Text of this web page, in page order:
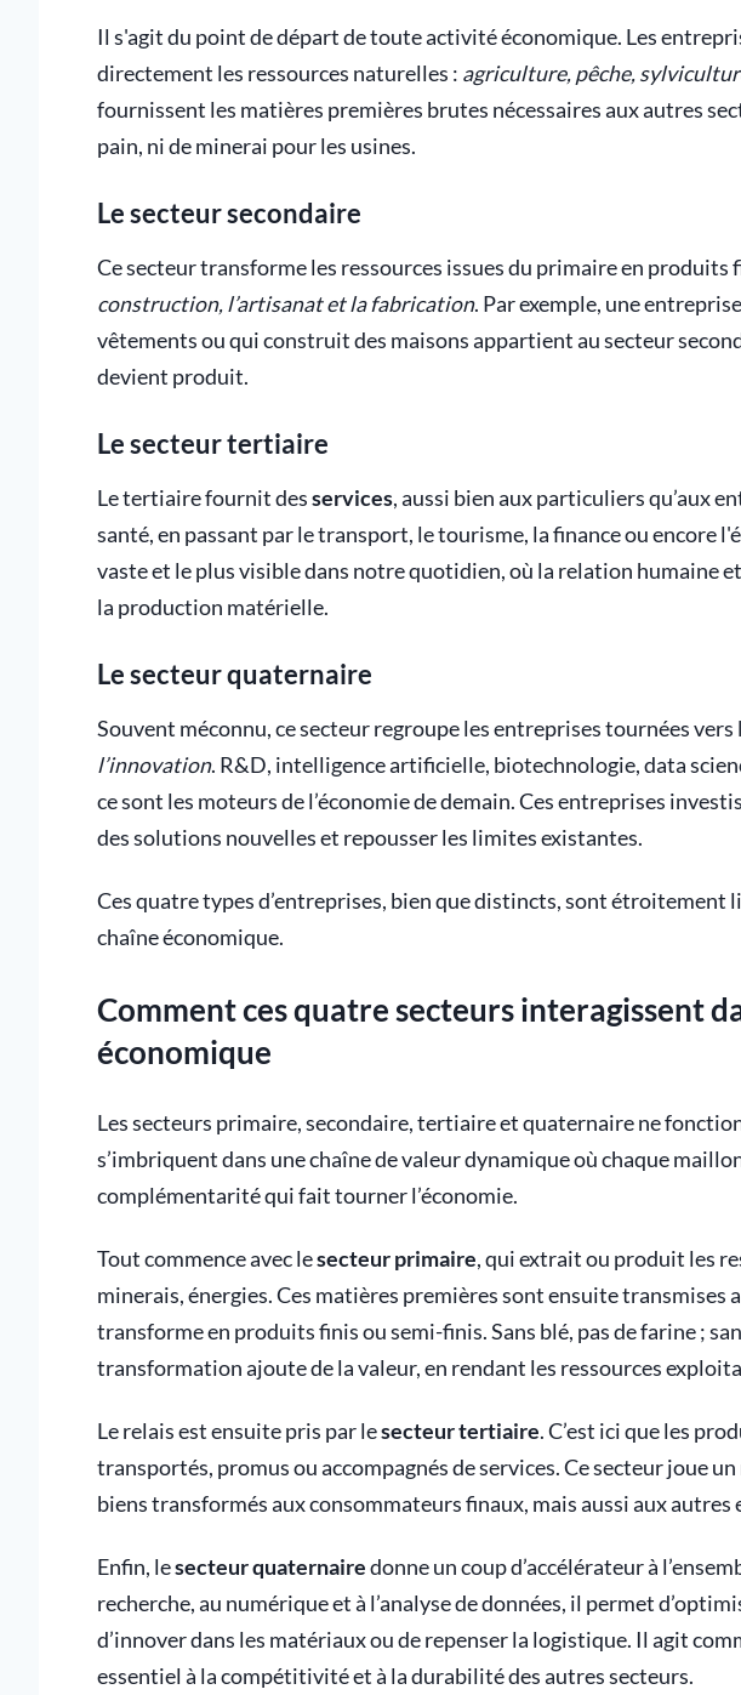
Il s'agit du point de départ de toute activité économique. Les
directement les ressources naturelles : agriculture, pêche,
fournissent les matières premières brutes nécessaires aux autres
pain, ni de minerai pour les usines.
Le secteur secondaire
Ce secteur transforme les ressources issues du primaire en produits
construction, l’artisanat et la fabrication. Par exemple, une
vêtements ou qui construit des maisons appartient au secteur
devient produit.
Le secteur tertiaire
Le tertiaire fournit desservices, aussi bien aux particuliers qu’aux
santé, en passant par le transport, le tourisme, la finance ou encore
vaste et le plus visible dans notre quotidien, où la relation humaine
la production matérielle.
Le secteur quaternaire
Souvent méconnu, ce secteur regroupe les entreprises tournées vers
l’innovation. R&D, intelligence artificielle, biotechnologie, data
ce sont les moteurs de l’économie de demain. Ces entreprises
des solutions nouvelles et repousser les limites existantes.
Ces quatre types d’entreprises, bien que distincts, sont étroitement
chaîne économique.
Comment ces quatre secteurs interagissent
économique
Les secteurs primaire, secondaire, tertiaire et quaternaire ne
s’imbriquent dans une chaîne de valeur dynamique où chaque
complémentarité qui fait tourner l’économie.
Tout commence avec lesecteur primaire, qui extrait ou produit les
minerais, énergies. Ces matières premières sont ensuite transmises
transforme en produits finis ou semi-finis. Sans blé, pas de farine ;
transformation ajoute de la valeur, en rendant les ressources
Le relais est ensuite pris par lesecteur tertiaire. C’est ici que les
transportés, promus ou accompagnés de services. Ce secteur joue
biens transformés aux consommateurs finaux, mais aussi aux autres
Enfin, lesecteur quaternairedonne un coup d’accélérateur à
recherche, au numérique et à l’analyse de données, il permet
d’innover dans les matériaux ou de repenser la logistique. Il agit
essentiel à la compétitivité et à la durabilité des autres secteurs.